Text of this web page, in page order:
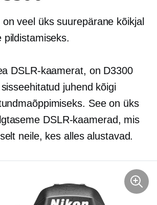
on veel üks suurepärane kõikjal
pildistamiseks.
DSLR-kaamerat, on D3300
sisseehitatud juhend kõigi
See on üks
DSLR-kaamerad, mis
neile, kes alles alustavad.